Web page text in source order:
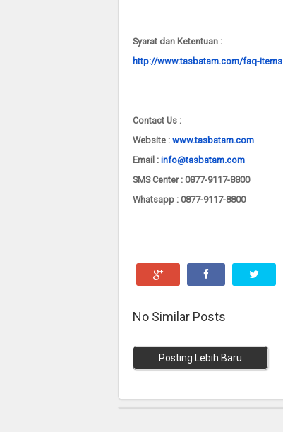
Syarat dan Ketentuan :
http://www.tasbatam.com/faq-items
Contact Us :
Website : www.tasbatam.com
Email : info@tasbatam.com
SMS Center : 0877-9117-8800
Whatsapp : 0877-9117-8800
No Similar Posts
Posting Lebih Baru